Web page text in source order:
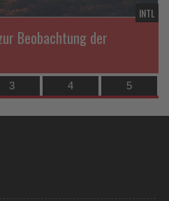
Beobachtung der
INTL
3 4 5